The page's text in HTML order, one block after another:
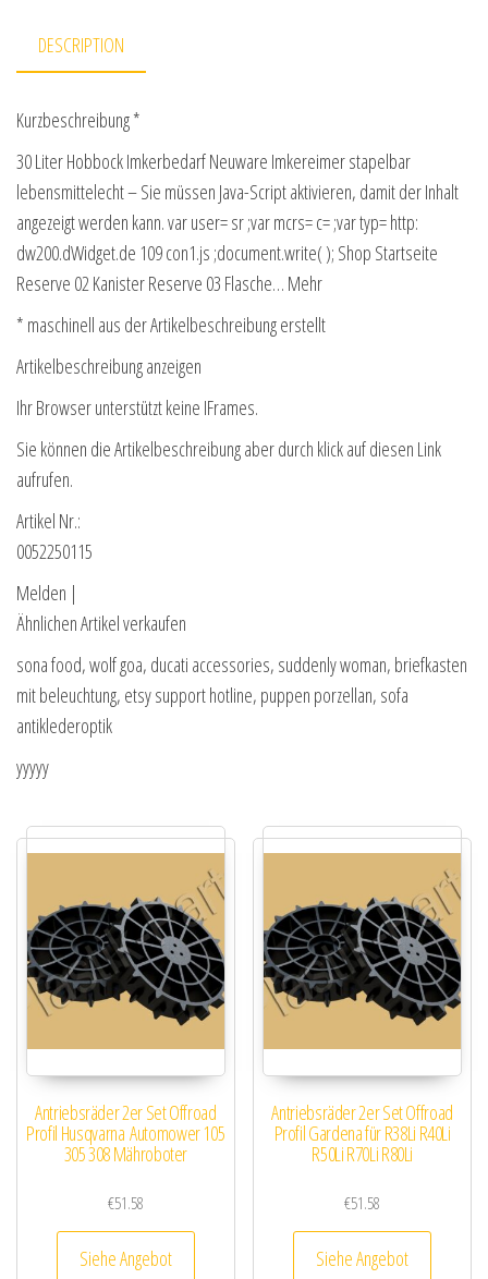
DESCRIPTION
Kurzbeschreibung *
30 Liter Hobbock Imkerbedarf Neuware Imkereimer stapelbar
lebensmittelecht – Sie müssen Java-Script aktivieren, damit der Inhalt
angezeigt werden kann. var user= sr ;var mcrs= c= ;var typ= http:
dw200.dWidget.de 109 con1.js ;document.write( ); Shop Startseite
Reserve 02 Kanister Reserve 03 Flasche… Mehr
* maschinell aus der Artikelbeschreibung erstellt
Artikelbeschreibung anzeigen
Ihr Browser unterstützt keine IFrames.
Sie können die Artikelbeschreibung aber durch klick auf diesen Link
aufrufen.
Artikel Nr.:
0052250115
Melden |
Ähnlichen Artikel verkaufen
sona food, wolf goa, ducati accessories, suddenly woman, briefkasten
mit beleuchtung, etsy support hotline, puppen porzellan, sofa
antiklederoptik
yyyyy
Antriebsräder 2er Set Offroad
Profil Husqvarna Automower 105
305 308 Mähroboter
€51.58
Siehe Angebot
Antriebsräder 2er Set Offroad
Profil Gardena für R38Li R40Li
R50Li R70Li R80Li
€51.58
Siehe Angebot